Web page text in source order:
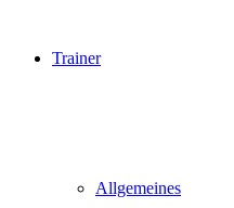
Trainer
Allgemeines